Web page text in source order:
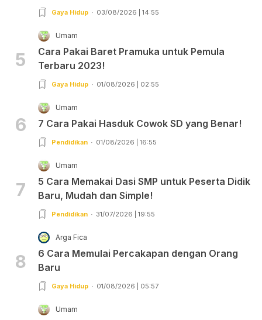
Gaya Hidup 03/08/2026 | 14:55
5
Umam
Cara Pakai Baret Pramuka untuk Pemula
Terbaru 2023!
Gaya Hidup 01/08/2026 | 02:55
6
Umam
7 Cara Pakai Hasduk Cowok SD yang Benar!
Pendidikan 01/08/2026 | 16:55
7
Umam
5 Cara Memakai Dasi SMP untuk Peserta Didik
Baru, Mudah dan Simple!
Pendidikan 31/07/2026 | 19:55
8
Arga Fica
6 Cara Memulai Percakapan dengan Orang
Baru
Gaya Hidup 01/08/2026 | 05:57
Umam